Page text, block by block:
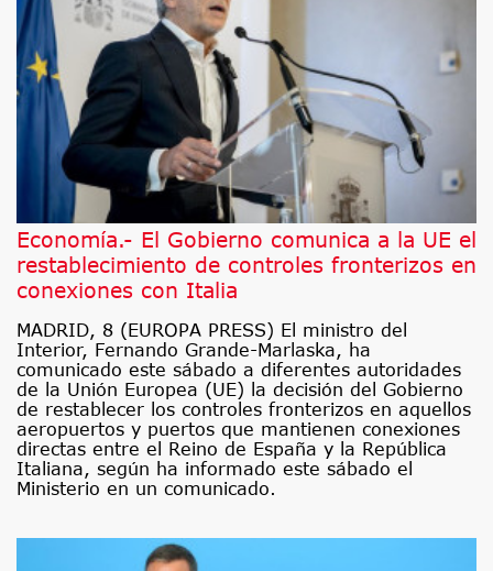
Economía.- El Gobierno comunica a la UE el
restablecimiento de controles fronterizos en
conexiones con Italia
MADRID, 8 (EUROPA PRESS) El ministro del
Interior, Fernando Grande-Marlaska, ha
comunicado este sábado a diferentes autoridades
de la Unión Europea (UE) la decisión del Gobierno
de restablecer los controles fronterizos en aquellos
aeropuertos y puertos que mantienen conexiones
directas entre el Reino de España y la República
Italiana, según ha informado este sábado el
Ministerio en un comunicado.